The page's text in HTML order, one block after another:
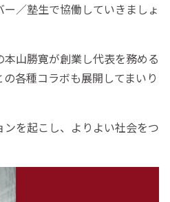
／塾生で協働していきましょ
山勝寛が創業し代表を務める
各種コラボも展開してまいり
を起こし、よりよい社会をつ